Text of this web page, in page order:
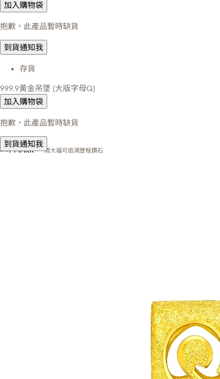
加入購物袋
抱歉，此產品暫時缺貨
到貨通知我
存貨
999.9黃金吊墜 (大版字母Q)
加入購物袋
抱歉，此產品暫時缺貨
到貨通知我
周大福可追溯歷程鑽石